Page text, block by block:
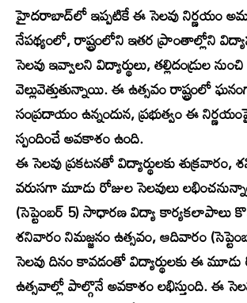
హైదరాబాద్‌లో ఇప్పటికే ఈ సెలవు నిర్ణయం
నేపథ్యంలో, రాష్ట్రంలోని ఇతర ప్రాంతాల్లోని
సెలవు ఇవ్వాలని విద్యార్థులు, తల్లిదండ్రుల
వెల్లువెత్తుతున్నాయి. ఈ ఉత్సవం రాష్ట్రంలో
సంప్రదాయం ఉన్నందున, ప్రభుత్వం ఈ
స్పందించే అవకాశం ఉంది.
ఈ సెలవు ప్రకటనతో విద్యార్థులకు
వరుసగా మూడు రోజుల సెలవులు
(సెప్టెంబర్ 5) సాధారణ విద్యా కార్యకలాపాలు
శనివారం నిమజ్జనం ఉత్సవం, ఆదివారం
సెలవు దినం కావడంతో విద్యార్థులకు ఈ మూడు
ఉత్సవాల్లో పాల్గొనే అవకాశం లభిస్తుంది. ఈ